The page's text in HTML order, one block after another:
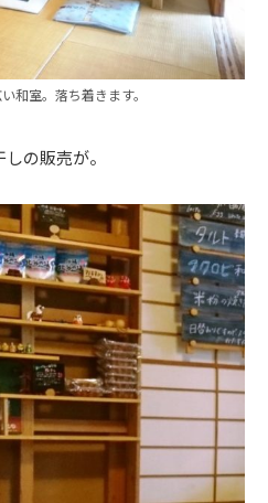
和室。落ち着きます。
の販売が。